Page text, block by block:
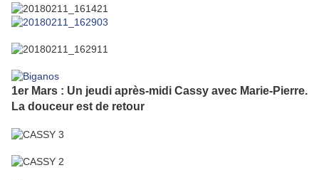
1er Mars : Un jeudi après-midi Cassy avec Marie-Pierre.
La douceur est de retour